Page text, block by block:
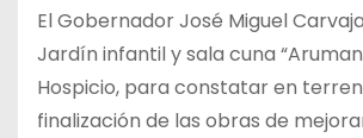
El Gobernador José Miguel
Jardín infantil y sala cuna
Hospicio, para constatar en
finalización de las obras de